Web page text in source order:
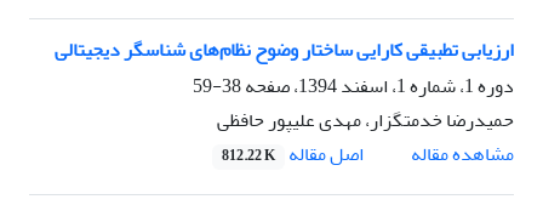
ارزیابی تطبیقی کارایی ساختار وضوح نظام‌های شناسگر دیجیتالی
دوره 1، شماره 1، اسفند 1394، صفحه
38-59
حمیدرضا خدمتگزار، مهدی علیپور حافظی
مشاهده مقاله
اصل مقاله 812.22 K